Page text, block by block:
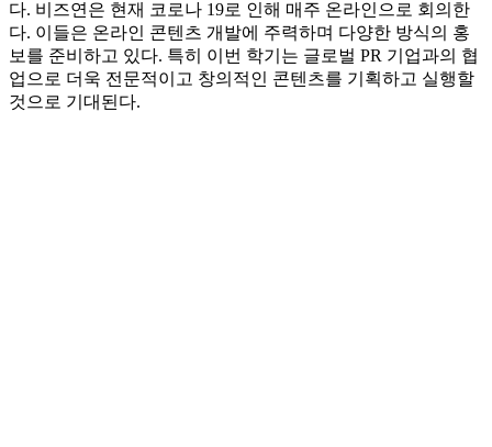
다. 비즈연은 현재 코로나 19로 인해 매주 온라인으로 회의한
다. 이들은 온라인 콘텐츠 개발에 주력하며 다양한 방식의 홍
보를 준비하고 있다. 특히 이번 학기는 글로벌 PR 기업과의 협
업으로 더욱 전문적이고 창의적인 콘텐츠를 기획하고 실행할
것으로 기대된다.